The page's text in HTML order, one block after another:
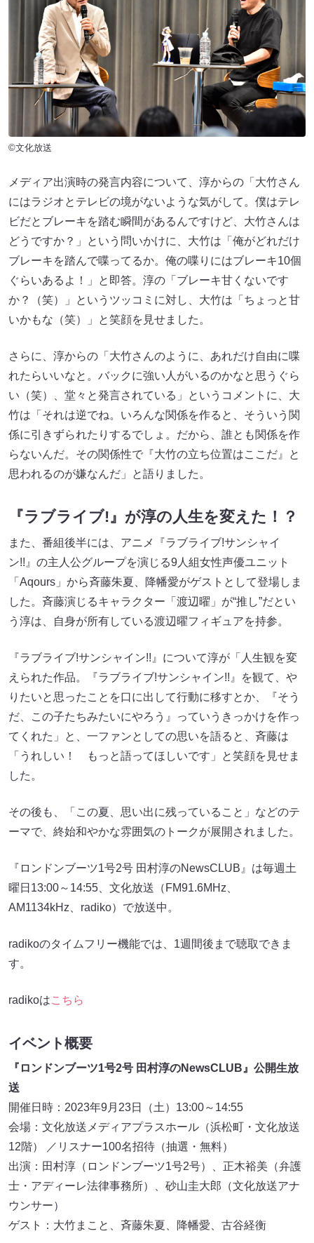
©文化放送
メディア出演時の発言内容について、淳からの「大竹さん
にはラジオとテレビの境がないような気がして。僕はテレ
ビだとブレーキを踏む瞬間があるんですけど、大竹さんは
どうですか？」という問いかけに、大竹は「俺がどれだけ
ブレーキを踏んで喋ってるか。俺の喋りにはブレーキ10個
ぐらいあるよ！」と即答。淳の「ブレーキ甘くないです
か？（笑）」というツッコミに対し、大竹は「ちょっと甘
いかもな（笑）」と笑顔を見せました。
さらに、淳からの「大竹さんのように、あれだけ自由に喋
れたらいいなと。バックに強い人がいるのかなと思うぐら
い（笑）、堂々と発言されている」というコメントに、大
竹は「それは逆でね。いろんな関係を作ると、そういう関
係に引きずられたりするでしょ。だから、誰とも関係を作
らないんだ。その関係性で『大竹の立ち位置はここだ』と
思われるのが嫌なんだ」と語りました。
『ラブライブ!』が淳の人生を変えた！？
また、番組後半には、アニメ『ラブライブ!サンシャイ
ン!!』の主人公グループを演じる9人組女性声優ユニット
「Aqours」から斉藤朱夏、降幡愛がゲストとして登場しま
した。斉藤演じるキャラクター「渡辺曜」が“推し”だとい
う淳は、自身が所有している渡辺曜フィギュアを持参。
『ラブライブ!サンシャイン!!』について淳が「人生観を変
えられた作品。『ラブライブ!サンシャイン!!』を観て、や
りたいと思ったことを口に出して行動に移すとか、『そう
だ、この子たちみたいにやろう』っていうきっかけを作っ
てくれた」と、一ファンとしての思いを語ると、斉藤は
「うれしい！ もっと語ってほしいです」と笑顔を見せま
した。
その後も、「この夏、思い出に残っていること」などのテ
ーマで、終始和やかな雰囲気のトークが展開されました。
『ロンドンブーツ1号2号 田村淳のNewsCLUB』は毎週土
曜日13:00～14:55、文化放送（FM91.6MHz、
AM1134kHz、radiko）で放送中。
radikoのタイムフリー機能では、1週間後まで聴取できま
す。
radikoはこちら
イベント概要
『ロンドンブーツ1号2号 田村淳のNewsCLUB』公開生放
送
開催日時：2023年9月23日（土）13:00～14:55
会場：文化放送メディアプラスホール（浜松町・文化放送
12階） ／リスナー100名招待（抽選・無料）
出演：田村淳（ロンドンブーツ1号2号）、正木裕美（弁護
士・アディーレ法律事務所）、砂山圭大郎（文化放送アナ
ウンサー）
ゲスト：大竹まこと、斉藤朱夏、降幡愛、古谷経衡